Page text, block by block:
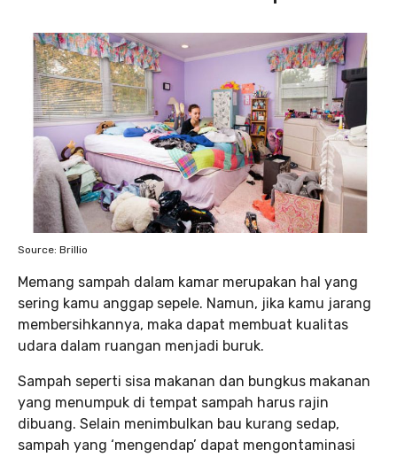
Source: Brillio
Memang sampah dalam kamar merupakan hal yang
sering kamu anggap sepele. Namun, jika kamu jarang
membersihkannya, maka dapat membuat kualitas
udara dalam ruangan menjadi buruk.
Sampah seperti sisa makanan dan bungkus makanan
yang menumpuk di tempat sampah harus rajin
dibuang. Selain menimbulkan bau kurang sedap,
sampah yang ‘mengendap’ dapat mengontaminasi